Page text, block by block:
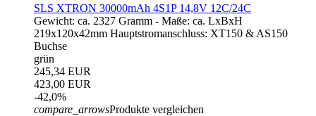
SLS XTRON 30000mAh 4S1P 14,8V 12C/24C
Gewicht: ca. 2327 Gramm - Maße: ca. LxBxH
219x120x42mm Hauptstromanschluss: XT150 & AS150
Buchse
grün
245,34 EUR
423,00 EUR
-42,0%
compare_arrowsProdukte vergleichen